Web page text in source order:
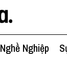
Nghề Nghiệp